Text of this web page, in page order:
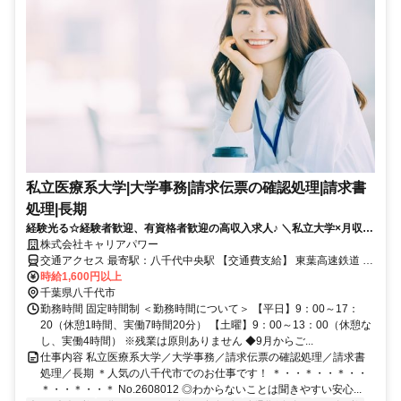
私立医療系大学|大学事務|請求伝票の確認処理|請求書
処理|長期
経験光る☆経験者歓迎、有資格者歓迎の高収入求人♪ ＼私立大学×月収２
５万超☆／物品管理中心の購買サポート事務☆
株式会社キャリアパワー
交通アクセス 最寄駅：八千代中央駅 【交通費支給】 東葉高速鉄道 八
千代中央駅 徒歩9分 京成本線 八千代台駅 バス25分 京成本線 京成大
和田駅 バス32分
時給1,600円以上
千葉県八千代市
勤務時間 固定時間制 ＜勤務時間について＞ 【平日】9：00～17：
20（休憩1時間、実働7時間20分） 【土曜】9：00～13：00（休憩な
し、実働4時間） ※残業は原則ありません ◆9月からご...
仕事内容 私立医療系大学／大学事務／請求伝票の確認処理／請求書
処理／長期 ＊人気の八千代市でのお仕事です！ ＊・・＊・・＊・・
＊・・＊・・＊ No.2608012 ◎わからないことは聞きやすい安心...